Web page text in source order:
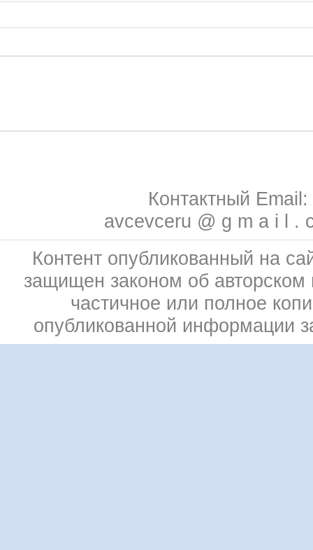
Контактный Email:
avcevceru @ g m a i l .
Контент опубликованный на
защищен законом об
частичное или полное
опубликованной информации